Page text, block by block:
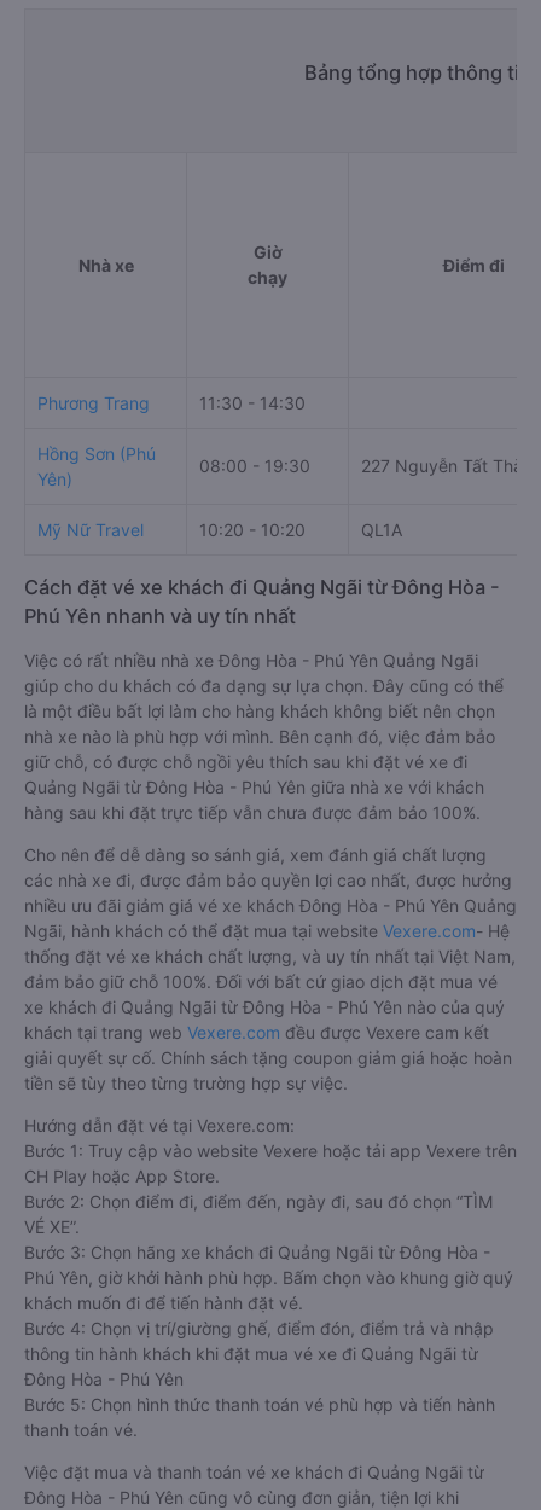
Bảng tổng hợp thông tin
Nhà xe
Giờ
chạy
Điểm đi
Phương Trang 11:30 - 14:30
Hồng Sơn (Phú
Yên)
08:00 - 19:30 227 Nguyễn Tất Thành
Mỹ Nữ Travel 10:20 - 10:20 QL1A
Cách đặt vé xe khách đi Quảng Ngãi từ Đông Hòa -
Phú Yên nhanh và uy tín nhất
Việc có rất nhiều nhà xe Đông Hòa - Phú Yên Quảng Ngãi
giúp cho du khách có đa dạng sự lựa chọn. Đây cũng có thể
là một điều bất lợi làm cho hàng khách không biết nên chọn
nhà xe nào là phù hợp với mình. Bên cạnh đó, việc đảm bảo
giữ chỗ, có được chỗ ngồi yêu thích sau khi đặt vé xe đi
Quảng Ngãi từ Đông Hòa - Phú Yên giữa nhà xe với khách
hàng sau khi đặt trực tiếp vẫn chưa được đảm bảo 100%.
Cho nên để dễ dàng so sánh giá, xem đánh giá chất lượng
các nhà xe đi, được đảm bảo quyền lợi cao nhất, được hưởng
nhiều ưu đãi giảm giá vé xe khách Đông Hòa - Phú Yên Quảng
Ngãi, hành khách có thể đặt mua tại website Vexere.com- Hệ
thống đặt vé xe khách chất lượng, và uy tín nhất tại Việt Nam,
đảm bảo giữ chỗ 100%. Đối với bất cứ giao dịch đặt mua vé
xe khách đi Quảng Ngãi từ Đông Hòa - Phú Yên nào của quý
khách tại trang web Vexere.com đều được Vexere cam kết
giải quyết sự cố. Chính sách tặng coupon giảm giá hoặc hoàn
tiền sẽ tùy theo từng trường hợp sự việc.
Hướng dẫn đặt vé tại Vexere.com:
Bước 1: Truy cập vào website Vexere hoặc tải app Vexere trên
CH Play hoặc App Store.
Bước 2: Chọn điểm đi, điểm đến, ngày đi, sau đó chọn “TÌM
VÉ XE”.
Bước 3: Chọn hãng xe khách đi Quảng Ngãi từ Đông Hòa -
Phú Yên, giờ khởi hành phù hợp. Bấm chọn vào khung giờ quý
khách muốn đi để tiến hành đặt vé.
Bước 4: Chọn vị trí/giường ghế, điểm đón, điểm trả và nhập
thông tin hành khách khi đặt mua vé xe đi Quảng Ngãi từ
Đông Hòa - Phú Yên
Bước 5: Chọn hình thức thanh toán vé phù hợp và tiến hành
thanh toán vé.
Việc đặt mua và thanh toán vé xe khách đi Quảng Ngãi từ
Đông Hòa - Phú Yên cũng vô cùng đơn giản, tiện lợi khi